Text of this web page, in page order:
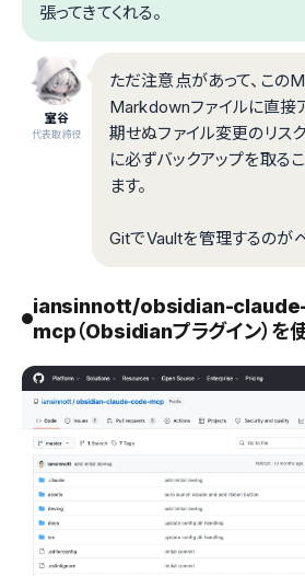
張ってきてくれる。
室谷
代表取締役
ただ注意点があって、この
Markdownファイルに直接
期せぬファイル変更のリス
に必ずバックアップを取る
ます。
GitでVaultを管理するのが
iansinnott/obsidian-
mcp（Obsidianプラグイン）を